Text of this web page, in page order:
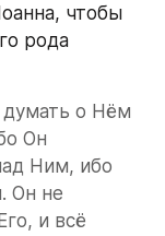
чтобы
рода
о Нём
Он
Ним, ибо
Он не
и всё